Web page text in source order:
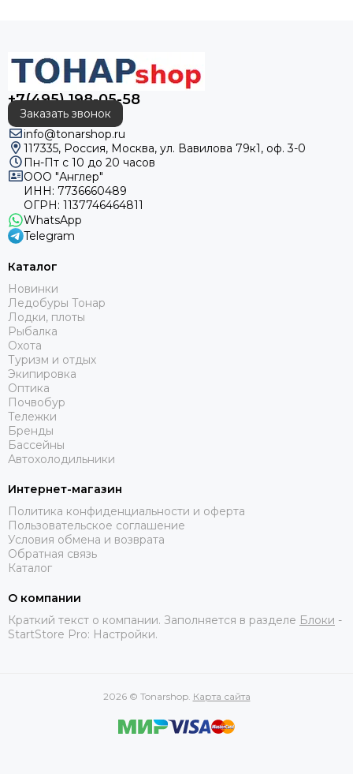
+7(495) 198-05-58
Заказать звонок
info@tonarshop.ru
117335, Россия, Москва, ул. Вавилова 79к1, оф. 3-0
Пн-Пт с 10 до 20 часов
ООО "Англер"
ИНН: 7736660489
ОГРН: 1137746464811
WhatsApp
Telegram
Каталог
Новинки
Ледобуры Тонар
Лодки, плоты
Рыбалка
Охота
Туризм и отдых
Экипировка
Оптика
Почвобур
Тележки
Бренды
Бассейны
Автохолодильники
Интернет-магазин
Политика конфиденциальности и оферта
Пользовательское соглашение
Условия обмена и возврата
Обратная связь
Каталог
О компании
Краткий текст о компании. Заполняется в разделе Блоки -
StartStore Pro: Настройки.
2026 © Tonarshop. Карта сайта